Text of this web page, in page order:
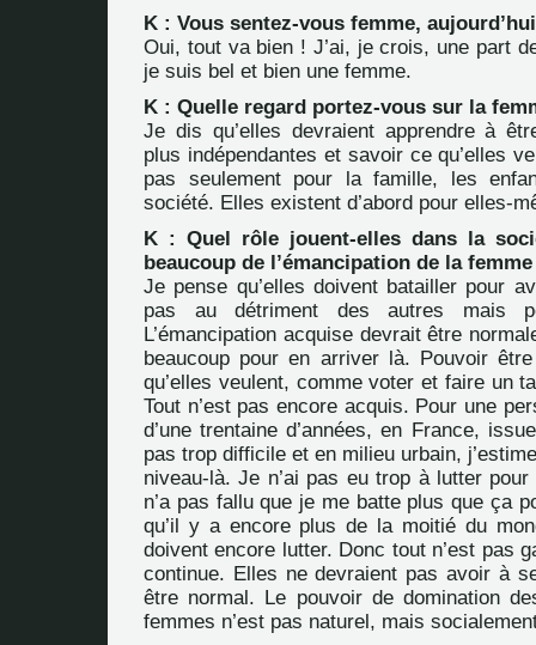
K : Vous sentez-vous femme,
Oui, tout va bien ! J’ai, je crois, une part
je suis bel et bien une femme.
K : Quelle regard portez-vous sur la
Je dis qu’elles devraient apprendre à
plus indépendantes et savoir ce qu’elles
pas seulement pour la famille, les
société. Elles existent d’abord pour elles-
K : Quel rôle jouent-elles dans la
beaucoup de l’émancipation de la
Je pense qu’elles doivent batailler pour
pas au détriment des autres mais
L’émancipation acquise devrait être
beaucoup pour en arriver là. Pouvoir
qu’elles veulent, comme voter et faire un
Tout n’est pas encore acquis. Pour une
d’une trentaine d’années, en France,
pas trop difficile et en milieu urbain,
niveau-là. Je n’ai pas eu trop à lutter
n’a pas fallu que je me batte plus que ça
qu’il y a encore plus de la moitié du
doivent encore lutter. Donc tout n’est pas
continue. Elles ne devraient pas avoir à
être normal. Le pouvoir de domination
femmes n’est pas naturel, mais